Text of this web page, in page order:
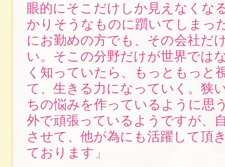
眼的にそこだけしか見えなくな
かりそうなものに躓いてしまっ
にお勤めの方でも、その会社だ
い。そこの分野だけが世界では
く知っていたら、もっともっと
て、生きる力になっていく。狭
ちの悩みを作っているように思
外で頑張っているようですが、
させて、他が為にも活躍して頂
ております」